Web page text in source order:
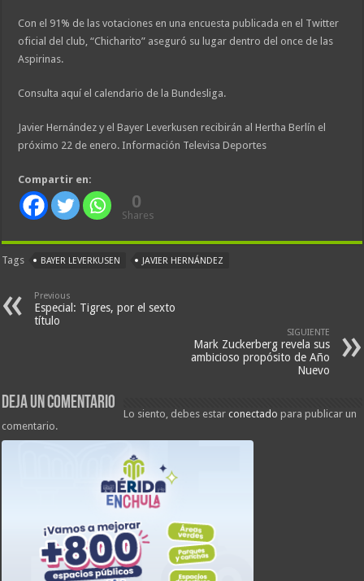
Con el 91% de las votaciones en una encuesta publicada en el Twitter
oficial del club, “Chicharito” aseguró su lugar dentro del once de las
Aspirinas.
Consulta aquí el calendario de la Bundesliga.
Javier Hernández y el Bayer Leverkusen recibirán al Hertha Berlín el
próximo 22 de enero. Información Televisa Deportes
Compartir en:
0
Shares
Tags BAYER LEVERKUSEN JAVIER HERNÁNDEZ
Previous
Especial: Tigres, por el sexto
título
SIGUIENTE
Mark Zuckerberg revela sus
ambicioso propósito de Año
Nuevo
Deja un comentario
Lo siento, debes estarconectado para publicar un
comentario.